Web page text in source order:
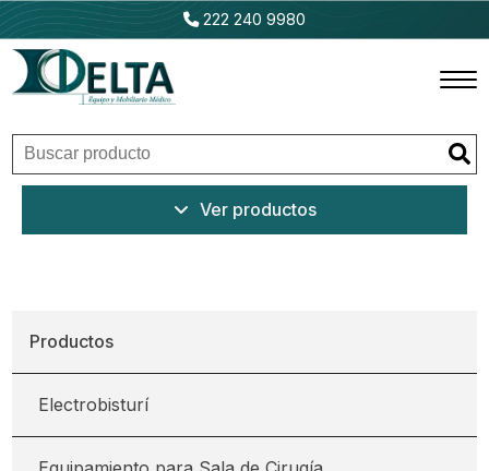
222 240 9980
Inicio
Outlet
Ventajas
Nosotros
Ver productos
Productos
Electrobisturí